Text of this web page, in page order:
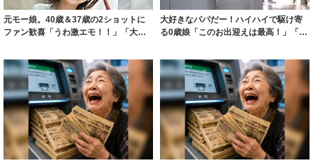
元モー娘。40歳＆37歳の2ショットに
ファン歓喜「うわ激エモ！！」「大好
大好きなパパだー！ハイハイで駆け寄
る0歳娘「このお出迎えは最高！」「幸